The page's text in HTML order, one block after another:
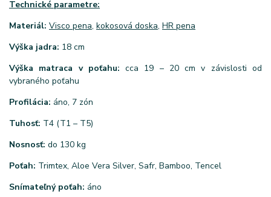
Technické parametre:
Materiál: Visco pena, kokosová doska, HR pena
Výška jadra: 18 cm
Výška matraca v poťahu: cca 19 – 20 cm v závislosti od
vybraného poťahu
Profilácia: áno, 7 zón
Tuhosť: T4 (T1 – T5)
Nosnosť: do 130 kg
Poťah: Trimtex, Aloe Vera Silver, Safr, Bamboo, Tencel
Snímateľný poťah: áno